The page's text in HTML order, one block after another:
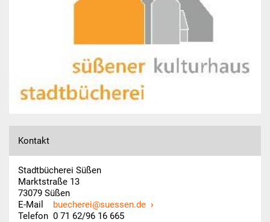
Kontakt
Stadtbücherei Süßen
Marktstraße 13
73079 Süßen
E-Mail buecherei@suessen.de
Telefon 0 71 62/96 16 665